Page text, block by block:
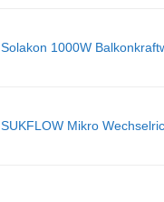
Solakon 1000W
SUKFLOW Mikro